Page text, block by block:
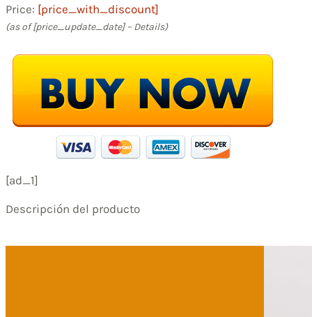
Price: [price_with_discount]
(as of [price_update_date] – Details)
[ad_1]
Descripción del producto